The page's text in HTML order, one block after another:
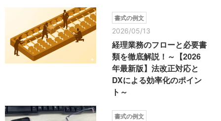
書式の例文
2026/05/13
経理業務のフローと必要書
類を徹底解説！～【2026
年最新版】法改正対応と
DXによる効率化のポイン
ト～
書式の例文